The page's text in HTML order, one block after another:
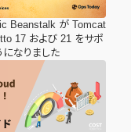
Beanstalk が Tomcat
17 および 21 をサポ
になりました